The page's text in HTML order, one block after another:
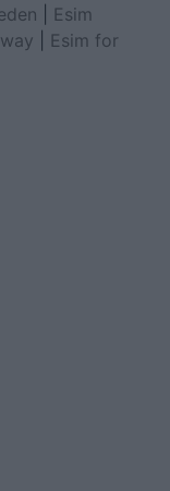
Esim
Esim for